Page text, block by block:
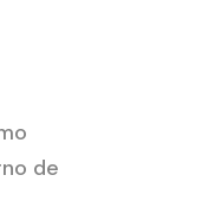
de